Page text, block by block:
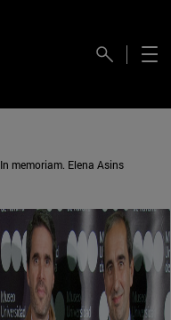
In memoriam. Elena Asins